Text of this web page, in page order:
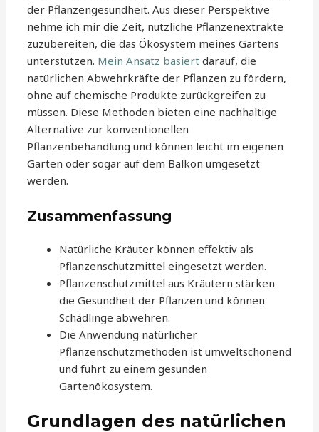
der Pflanzengesundheit. Aus dieser Perspektive
nehme ich mir die Zeit, nützliche Pflanzenextrakte
zuzubereiten, die das Ökosystem meines Gartens
unterstützen. Mein Ansatz basiert darauf, die
natürlichen Abwehrkräfte der Pflanzen zu fördern,
ohne auf chemische Produkte zurückgreifen zu
müssen. Diese Methoden bieten eine nachhaltige
Alternative zur konventionellen
Pflanzenbehandlung und können leicht im eigenen
Garten oder sogar auf dem Balkon umgesetzt
werden.
Zusammenfassung
Natürliche Kräuter können effektiv als
Pflanzenschutzmittel eingesetzt werden.
Pflanzenschutzmittel aus Kräutern stärken
die Gesundheit der Pflanzen und können
Schädlinge abwehren.
Die Anwendung natürlicher
Pflanzenschutzmethoden ist umweltschonend
und führt zu einem gesunden
Gartenökosystem.
Grundlagen des natürlichen